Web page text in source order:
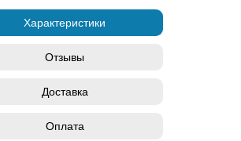
Характеристики
Отзывы
Доставка
Оплата